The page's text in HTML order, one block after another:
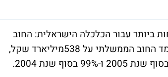
השנים המוצלחות ביותר עבור הכלכלה הישראלית: החוב
הממשלתי קטן בכ-2.7% במהלך השנה. בסוף שנת 2006 עמד החוב הממשלתי על 538מיליארד שקל,